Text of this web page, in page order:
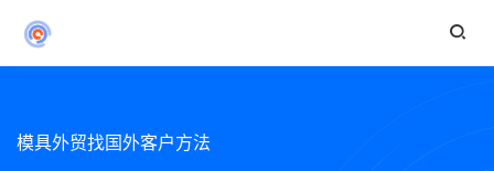
模具外贸找国外客户方法